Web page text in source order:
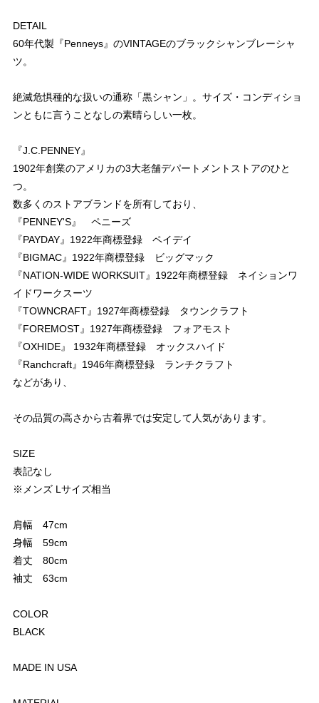
DETAIL
60年代製『Penneys』のVINTAGEのブラックシャンブレーシャ
ツ。
絶滅危惧種的な扱いの通称「黒シャン」。サイズ・コンディショ
ンともに言うことなしの素晴らしい一枚。
『J.C.PENNEY』
1902年創業のアメリカの3大老舗デパートメントストアのひと
つ。
数多くのストアブランドを所有しており、
『PENNEY'S』 ペニーズ
『PAYDAY』1922年商標登録 ペイデイ
『BIGMAC』1922年商標登録 ビッグマック
『NATION-WIDE WORKSUIT』1922年商標登録 ネイションワ
イドワークスーツ
『TOWNCRAFT』1927年商標登録 タウンクラフト
『FOREMOST』1927年商標登録 フォアモスト
『OXHIDE』 1932年商標登録 オックスハイド
『Ranchcraft』1946年商標登録 ランチクラフト
などがあり、
その品質の高さから古着界では安定して人気があります。
SIZE
表記なし
※メンズ Lサイズ相当
肩幅 47cm
身幅 59cm
着丈 80cm
袖丈 63cm
COLOR
BLACK
MADE IN USA